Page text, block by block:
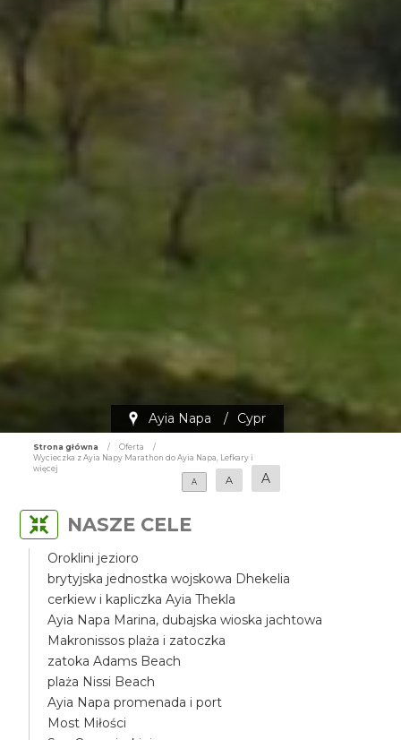
Ayia Napa / Cypr
Strona główna / Oferta
/
Wycieczka z Ayia Napy Marathon do Ayia Napa, Lefkary i
więcej
A
A A
NASZE CELE
Oroklini jezioro
brytyjska jednostka wojskowa Dhekelia
cerkiew i kapliczka Ayia Thekla
Ayia Napa Marina, dubajska wioska jachtowa
Makronissos plaża i zatoczka
zatoka Adams Beach
plaża Nissi Beach
Ayia Napa promenada i port
Most Miłości